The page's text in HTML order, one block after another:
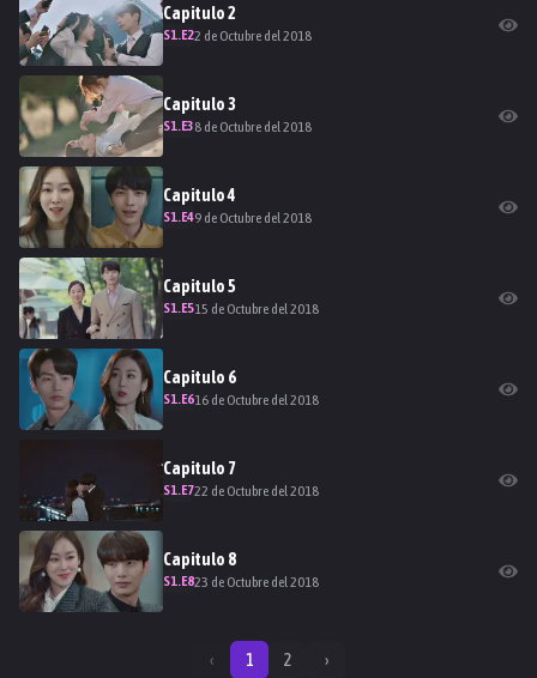
Capitulo2
S1.E22 de Octubre del 2018
Capitulo3
S1.E38 de Octubre del 2018
Capitulo4
S1.E49 de Octubre del 2018
Capitulo5
S1.E515 de Octubre del 2018
Capitulo 6
S1.E616 de Octubre del 2018
Capitulo 7
S1.E722 de Octubre del 2018
Capitulo 8
S1.E823 de Octubre del 2018
‹ 1 2 ›